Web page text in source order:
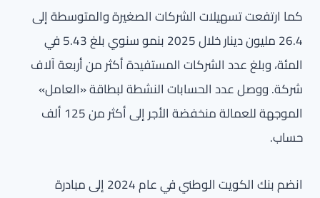
كما ارتفعت تسهيلات الشركات الصغيرة والمتوسطة إلى
26.4 مليون دينار خلال 2025 بنمو سنوي بلغ 5.43 في
المئة، وبلغ عدد الشركات المستفيدة أكثر من أربعة آلاف
شركة. ووصل عدد الحسابات النشطة لبطاقة «العامل»
الموجهة للعمالة منخفضة الأجر إلى أكثر من 125 ألف
حساب.
انضم بنك الكويت الوطني في عام 2024 إلى مبادرة